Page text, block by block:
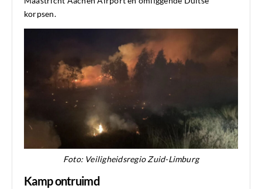
korpsen.
Foto: Veiligheidsregio Zuid-Limburg
Kamp ontruimd